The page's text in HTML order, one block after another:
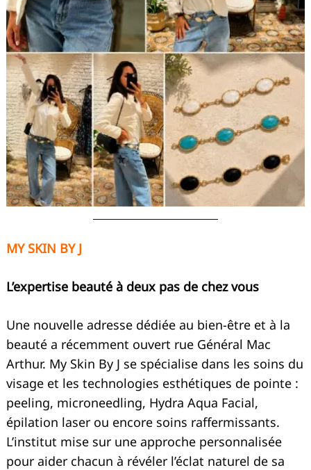
MY SKIN BY J
L’expertise beauté à deux pas de chez vous
Une nouvelle adresse dédiée au bien-être et à la
beauté a récemment ouvert rue Général Mac
Arthur. My Skin By J se spécialise dans les soins du
visage et les technologies esthétiques de pointe :
peeling, microneedling, Hydra Aqua Facial,
épilation laser ou encore soins raffermissants.
L’institut mise sur une approche personnalisée
pour aider chacun à révéler l’éclat naturel de sa